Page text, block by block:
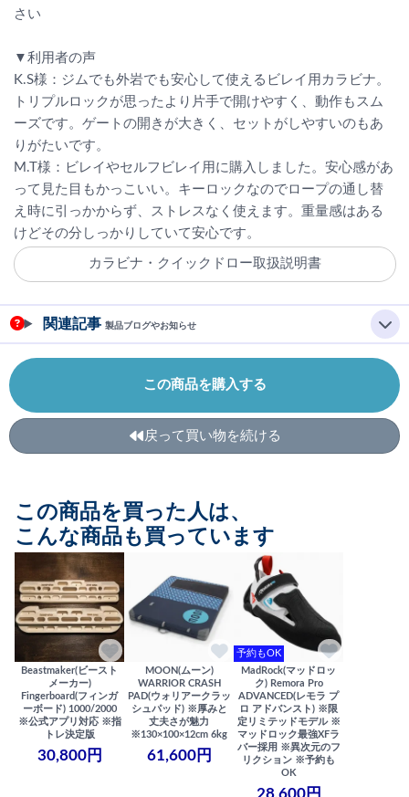
さい
▼利用者の声
K.S様：ジムでも外岩でも安心して使えるビレイ用カラビナ。
トリプルロックが思ったより片手で開けやすく、動作もスム
ーズです。ゲートの開きが大きく、セットがしやすいのもあ
りがたいです。
M.T様：ビレイやセルフビレイ用に購入しました。安心感があ
って見た目もかっこいい。キーロックなのでロープの通し替
え時に引っかからず、ストレスなく使えます。重量感はある
けどその分しっかりしていて安心です。
カラビナ・クイックドロー取扱説明書
関連記事 製品ブログやお知らせ
この商品を購入する
戻って買い物を続ける
この商品を買った人は、
こんな商品も買っています
Beastmaker(ビースト
メーカー)
Fingerboard(フィンガ
ーボード) 1000/2000
※公式アプリ対応 ※指
トレ決定版
30,800円
MOON(ムーン)
WARRIOR CRASH
PAD(ウォリアークラッ
シュパッド) ※厚みと
丈夫さが魅力
※130×100×12cm 6kg
61,600円
予約もOK
MadRock(マッドロッ
ク) Remora Pro
ADVANCED(レモラ プ
ロ アドバンスト) ※限
定リミテッドモデル ※
マッドロック最強XFラ
バー採用 ※異次元のフ
リクション ※予約も
OK